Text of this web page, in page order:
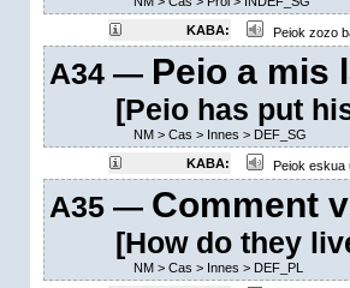
KABA:
Peiok zozo
A34 — Peio a mis
[Peio has put
NM> Cas > Innes > DEF_SG
KABA:
Peiok eskua
A35 — Comment
[How do they
NM> Cas > Innes > DEF_PL